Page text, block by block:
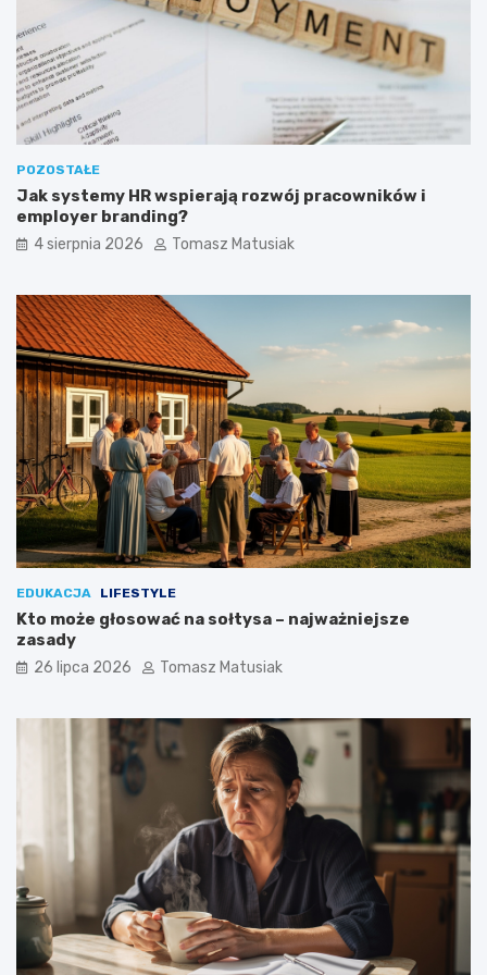
e
?
POZOSTAŁE
Jak systemy HR wspierają rozwój pracowników i
employer branding?
4 sierpnia 2026 Tomasz Matusiak
EDUKACJA LIFESTYLE
Kto może głosować na sołtysa – najważniejsze
zasady
26 lipca 2026 Tomasz Matusiak